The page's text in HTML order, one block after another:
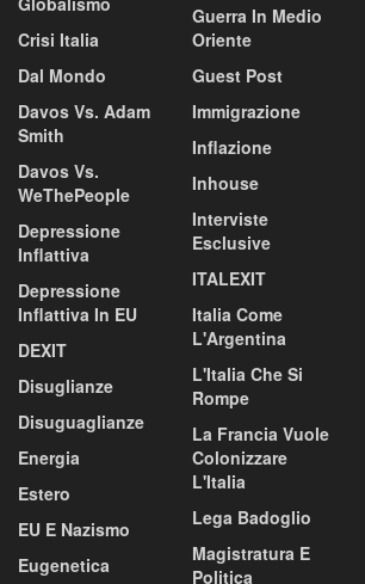
Crisi Italia
Dal Mondo
Davos Vs. Adam
Smith
Davos Vs.
WeThePeople
Depressione
Inflattiva
Depressione
Inflattiva In EU
DEXIT
Disuglianze
Disuguaglianze
Energia
Estero
EU E Nazismo
Eugenetica
Guerra In Medio
Oriente
Guest Post
Immigrazione
Inflazione
Inhouse
Interviste
Esclusive
ITALEXIT
Italia Come
L'Argentina
L'Italia Che Si
Rompe
La Francia Vuole
Colonizzare
L'Italia
Lega Badoglio
Magistratura E
Politica